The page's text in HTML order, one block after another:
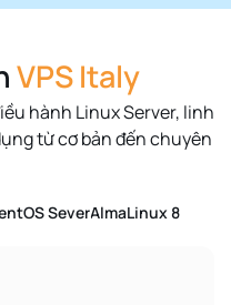
VPS Italy
hành Linux Server, linh
từ cơ bản đến chuyên
SeverAlmaLinux 8